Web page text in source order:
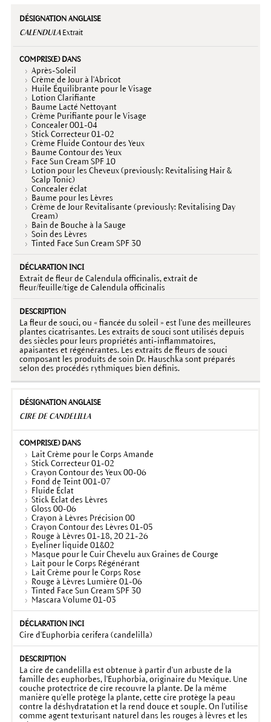
CALENDULAExtrait
Après-Soleil
Crème de Jour à l'Abricot
Huile Équilibrante pour le Visage
Lotion Clarifiante
Baume Lacté Nettoyant
Crème Purifiante pour le Visage
Concealer 001-04
Stick Correcteur 01-02
Crème Fluide Contour des Yeux
Baume Contour des Yeux
Face Sun Cream SPF 10
Lotion pour les Cheveux (previously: Revitalising Hair &
Scalp Tonic)
Concealer éclat
Baume pour les Lèvres
Crème de Jour Revitalisante (previously: Revitalising Day
Cream)
Bain de Bouche à la Sauge
Soin des Lèvres
Tinted Face Sun Cream SPF 30
Extrait de fleur de Calendula officinalis, extrait de
fleur/feuille/tige de Calendula officinalis
La fleur de souci, ou « fiancée du soleil » est l'une des meilleures
plantes cicatrisantes. Les extraits de souci sont utilisés depuis
des siècles pour leurs propriétés anti-inflammatoires,
apaisantes et régénérantes. Les extraits de fleurs de souci
composant les produits de soin Dr. Hauschka sont préparés
selon des procédés rythmiques bien définis.
CIRE DE CANDELILLA
Lait Crème pour le Corps Amande
Stick Correcteur 01-02
Crayon Contour des Yeux 00-06
Fond de Teint 001-07
Fluide Éclat
Stick Eclat des Lèvres
Gloss 00-06
Crayon à Lèvres Précision 00
Crayon Contour des Lèvres 01-05
Rouge à Lèvres 01-18, 20 21-26
Eyeliner liquide 01&02
Masque pour le Cuir Chevelu aux Graines de Courge
Lait pour le Corps Régénérant
Lait Crème pour le Corps Rose
Rouge à Lèvres Lumière 01-06
Tinted Face Sun Cream SPF 30
Mascara Volume 01-03
Cire d'Euphorbia cerifera (candelilla)
La cire de candelilla est obtenue à partir d'un arbuste de la
famille des euphorbes, l'Euphorbia, originaire du Mexique. Une
couche protectrice de cire recouvre la plante. De la même
manière qu'elle protège la plante, cette cire protège la peau
contre la déshydratation et la rend douce et souple. On l'utilise
comme agent texturisant naturel dans les rouges à lèvres et les